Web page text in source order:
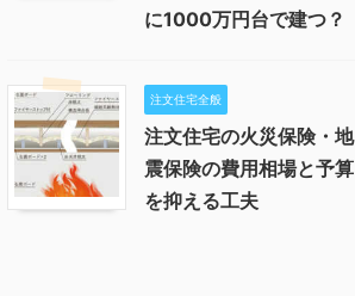
に1000万円台で建つ？
注文住宅全般
注文住宅の火災保険・地
震保険の費用相場と予算
を抑える工夫